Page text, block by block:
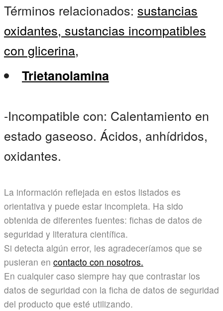
Términos relacionados: sustancias
oxidantes, sustancias incompatibles
con glicerina,
Trietanolamina
-Incompatible con: Calentamiento en
estado gaseoso. Ácidos, anhídridos,
oxidantes.
La información reflejada en estos listados es
orientativa y puede estar incompleta. Ha sido
obtenida de diferentes fuentes: fichas de datos de
seguridad y literatura científica.
Si detecta algún error, les agradeceríamos que se
pusieran en contacto con nosotros.
En cualquier caso siempre hay que contrastar los
datos de seguridad con la ficha de datos de seguridad
del producto que esté utilizando.